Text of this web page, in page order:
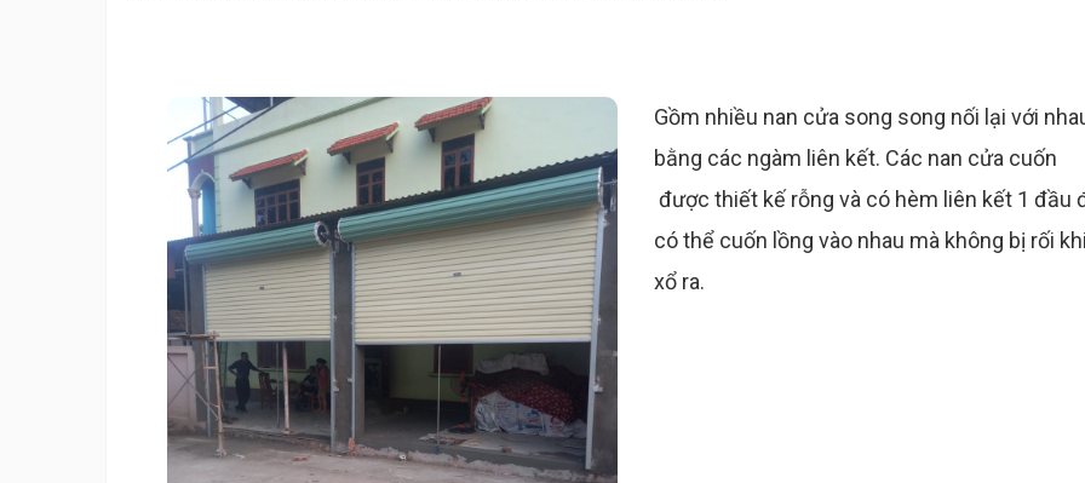
Gồm nhiều nan cửa song song nối lại với
bằng các ngàm liên kết. Các nan cửa cuốn
được thiết kế rỗng và có hèm liên kết 1 đầu
có thể cuốn lồng vào nhau mà không bị rối khi
xổ ra.